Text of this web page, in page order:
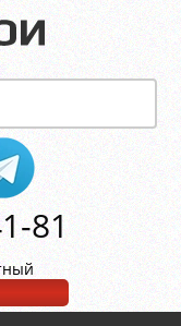
81